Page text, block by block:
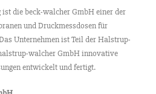
ist die beck-walcher GmbH einer der
und Druckmessdosen für
Unternehmen ist Teil der Halstrup-
walcher GmbH innovative
entwickelt und fertigt.